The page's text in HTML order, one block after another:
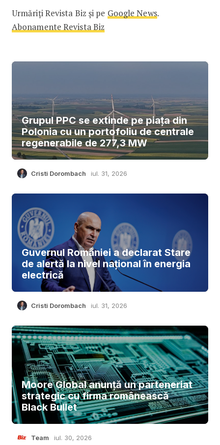
Urmăriți Revista Biz și pe Google News.
Abonamente Revista Biz
Grupul PPC se extinde pe piața din
Polonia cu un portofoliu de centrale
regenerabile de 277,3 MW
Cristi Dorombach iul. 31, 2026
Guvernul României a declarat Stare
de alertă la nivel național în energia
electrică
Cristi Dorombach iul. 31, 2026
Moore Global anunță un parteneriat
strategic cu firma românească
Black Bullet
Team iul. 30, 2026